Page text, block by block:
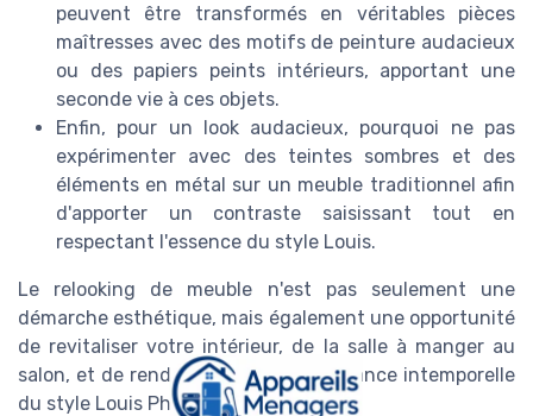
peuvent être transformés en véritables pièces
maîtresses avec des motifs de peinture audacieux
ou des papiers peints intérieurs, apportant une
seconde vie à ces objets.
Enfin, pour un look audacieux, pourquoi ne pas
expérimenter avec des teintes sombres et des
éléments en métal sur un meuble traditionnel afin
d'apporter un contraste saisissant tout en
respectant l'essence du style Louis.
Le relooking de meuble n'est pas seulement une
démarche esthétique, mais également une opportunité
de revitaliser votre intérieur, de la salle à manger au
salon, et de rendre hommage à l'élégance intemporelle
du style Louis Philippe.